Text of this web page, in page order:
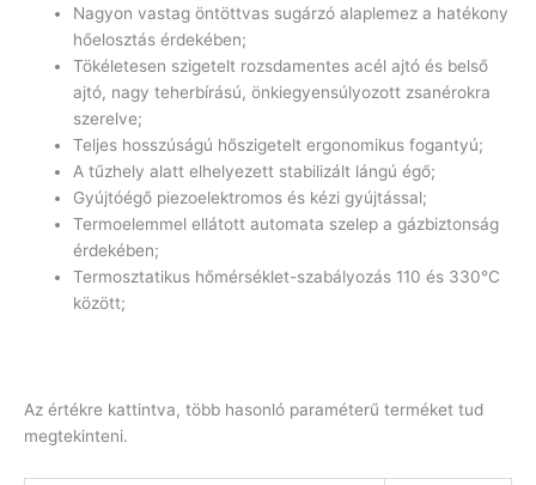
Nagyon vastag öntöttvas sugárzó alaplemez a hatékony
hőelosztás érdekében;
Tökéletesen szigetelt rozsdamentes acél ajtó és belső
ajtó, nagy teherbírású, önkiegyensúlyozott zsanérokra
szerelve;
Teljes hosszúságú hőszigetelt ergonomikus fogantyú;
A tűzhely alatt elhelyezett stabilizált lángú égő;
Gyújtóégő piezoelektromos és kézi gyújtással;
Termoelemmel ellátott automata szelep a gázbiztonság
érdekében;
Termosztatikus hőmérséklet-szabályozás 110 és 330°C
között;
Az értékre kattintva, több hasonló paraméterű terméket tud
megtekinteni.